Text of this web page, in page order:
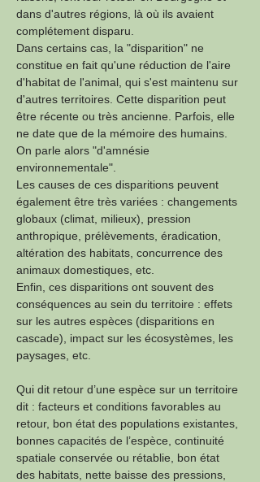
dans d'autres régions, là où ils avaient
complétement disparu.
Dans certains cas, la "disparition" ne
constitue en fait qu'une réduction de l'aire
d'habitat de l'animal, qui s'est maintenu sur
d'autres territoires. Cette disparition peut
être récente ou très ancienne. Parfois, elle
ne date que de la mémoire des humains.
On parle alors "d'amnésie
environnementale".
Les causes de ces disparitions peuvent
également être très variées : changements
globaux (climat, milieux), pression
anthropique, prélèvements, éradication,
altération des habitats, concurrence des
animaux domestiques, etc.
Enfin, ces disparitions ont souvent des
conséquences au sein du territoire : effets
sur les autres espèces (disparitions en
cascade), impact sur les écosystèmes, les
paysages, etc.
Qui dit retour d’une espèce sur un territoire
dit : facteurs et conditions favorables au
retour, bon état des populations existantes,
bonnes capacités de l’espèce, continuité
spatiale conservée ou rétablie, bon état
des habitats, nette baisse des pressions,